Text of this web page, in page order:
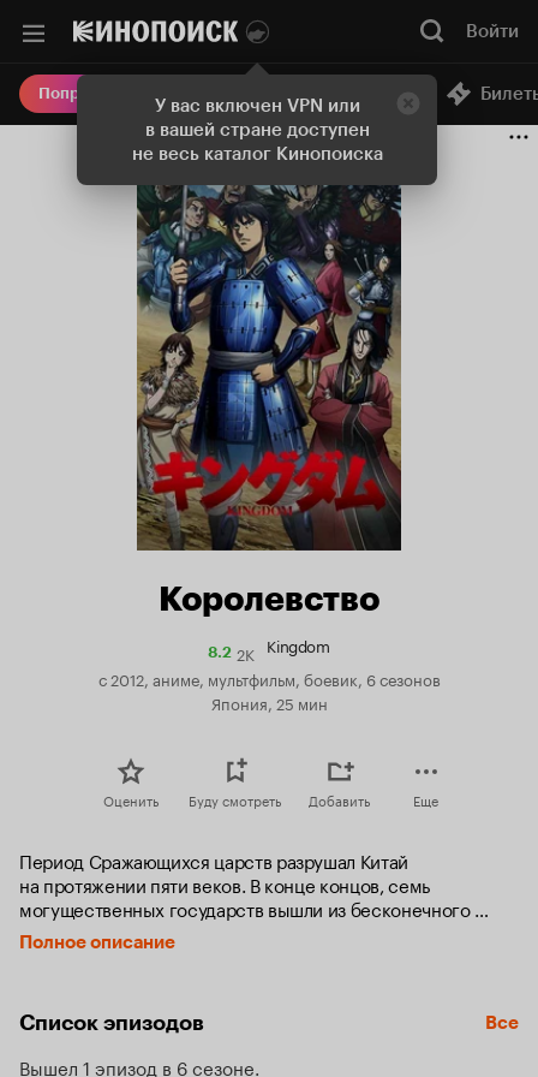
У вас включен VPN или
в вашей стране доступен
не весь каталог Кинопоиска
Войти
Попробовать Плюс Онлайн-кинотеатр
Королевство
8.2Рейтинг
Кинопоиска
8.2
2K Kingdom
с 2012, аниме, мультфильм, боевик, 6 сезонов
Япония, 25 мин
Оценить Буду смотреть Добавить Еще
Период Сражающихся царств разрушал Китай
на протяжении пяти веков. В конце концов, семь
могущественных государств вышли из бесконечного
цикла войн.
таким же рабом, как и он. Вместе они мечтают стать
Полное описание
Список эпизодов Все
Вышел 1 эпизод в 6 сезоне